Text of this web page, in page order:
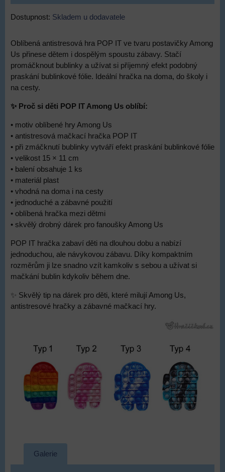
Dostupnost: Skladem u dodavatele
Oblíbená antistresová hra POP IT ve tvaru postavičky Among
Us přinese dětem i dospělým spoustu zábavy. Stačí
promáčknout bublinky a užívat si příjemný efekt podobný
praskání bublinkové fólie. Ideální hračka na doma, do školy i
na cesty.
✨ Proč si děti POP IT Among Us oblíbí:
• motiv oblíbené hry Among Us
• antistresová mačkací hračka POP IT
• při zmáčknutí bublinky vytváří efekt praskání bublinkové fólie
• velikost 15 × 11 cm
• balení obsahuje 1 ks
• materiál plast
• vhodná na doma i na cesty
• jednoduché a zábavné použití
• oblíbená hračka mezi dětmi
• skvělý drobný dárek pro fanoušky Among Us
POP IT hračka zabaví děti na dlouhou dobu a nabízí
jednoduchou, ale návykovou zábavu. Díky kompaktním
rozměrům ji lze snadno vzít kamkoliv s sebou a užívat si
mačkání bublin kdykoliv během dne.
✨ Skvělý tip na dárek pro děti, které milují Among Us,
antistresové hračky a zábavné mačkací hry.
Galerie